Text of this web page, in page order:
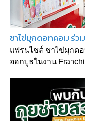
ชาไข่มุกดอทคอม ร่ว
แฟรนไชส์ ชาไข่มุกดอ
ออกบูธในงาน